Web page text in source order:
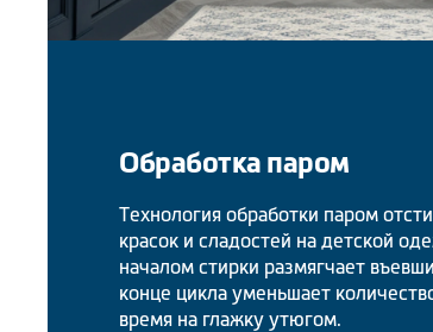
Обработка паром
Технология обработки паром
красок и сладостей на детской
началом стирки размягчает
конце цикла уменьшает
время на глажку утюгом.